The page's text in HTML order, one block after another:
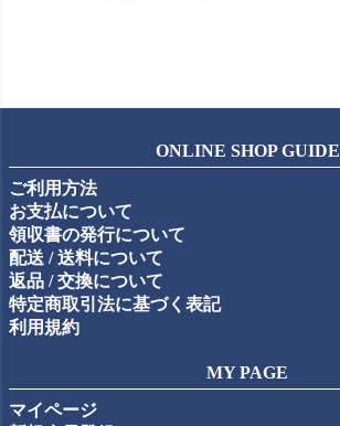
ONLINE SHOP GUIDE
ご利用方法
お支払について
領収書の発行について
配送 / 送料について
返品 / 交換について
特定商取引法に基づく表記
利用規約
MY PAGE
マイページ